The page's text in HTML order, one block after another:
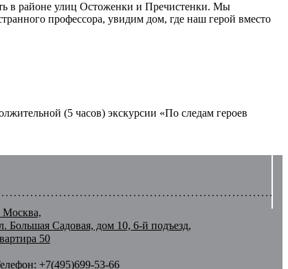
в районе улиц Остоженки и Пречистенки. Мы
профессора, увидим дом, где наш герой вместо
(5 часов) экскурсии «По следам героев
Москва,
Большая Садовая, дом 10, 6-й подъезд,
50
+7(495)699-53-66